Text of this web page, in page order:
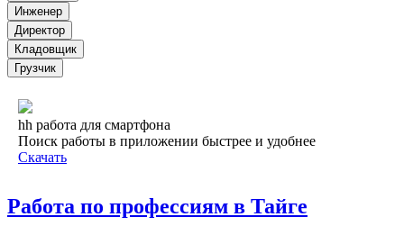
Инженер
Директор
Кладовщик
Грузчик
hh работа для смартфона
Поиск работы в приложении быстрее и удобнее
Скачать
Работа по профессиям в Тайге